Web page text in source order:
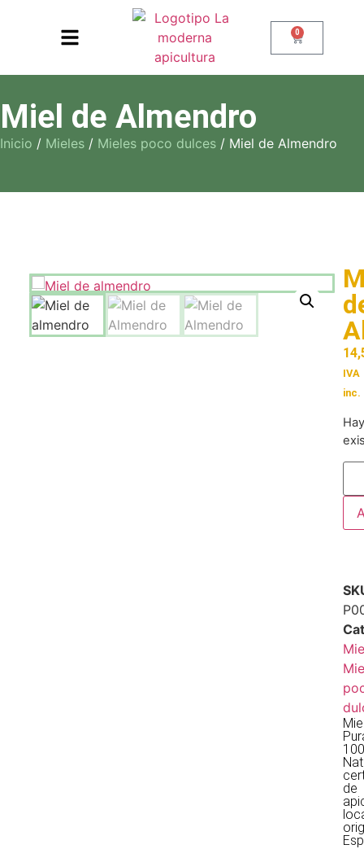
0
Miel de Almendro
Inicio / Mieles / Mieles poco dulces / Miel de Almendro
IVA
inc.
Hay
de